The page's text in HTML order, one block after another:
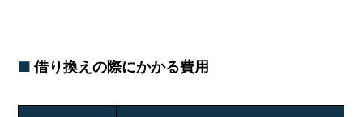
借り換えの際にかかる費用